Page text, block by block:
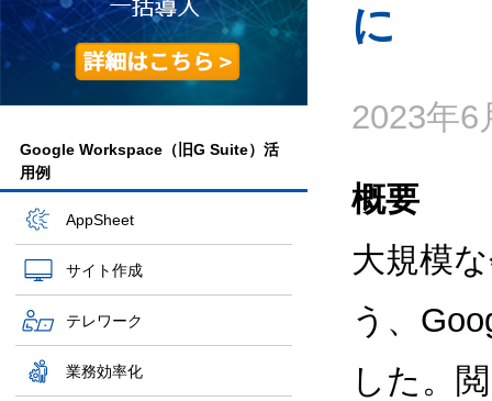
Google Workspace（旧G Suite）活
用例
AppSheet
サイト作成
テレワーク
業務効率化
に
2023年6
概要
大規模
う、
した。